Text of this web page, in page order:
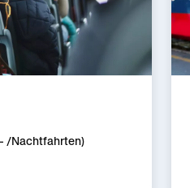
/Nachtfahrten)